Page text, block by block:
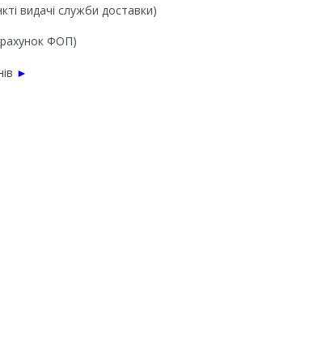
видачі служби доставки)
рахунок ФОП)
►